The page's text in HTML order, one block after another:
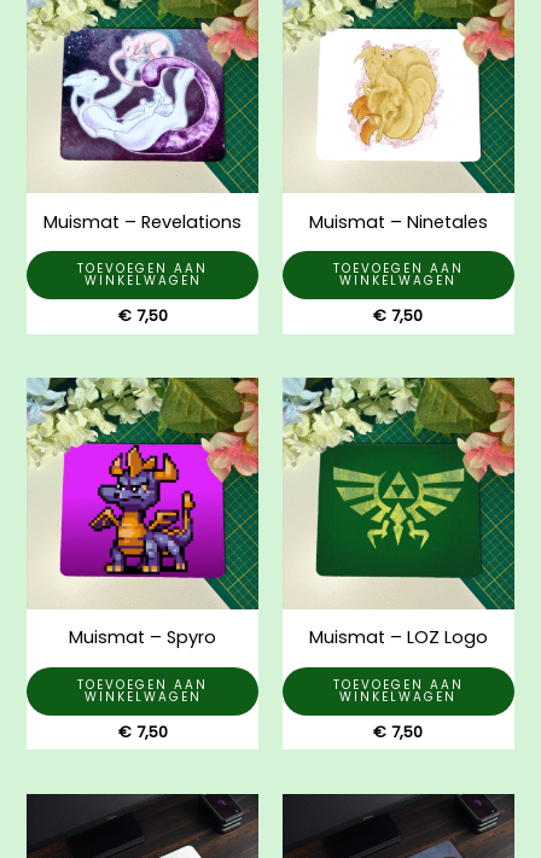
Muismat – Revelations
TOEVOEGEN AAN
WINKELWAGEN
€7,50
Muismat – Ninetales
TOEVOEGEN AAN
WINKELWAGEN
€ 7,50
Muismat – Spyro
TOEVOEGEN AAN
WINKELWAGEN
€7,50
Muismat – LOZ Logo
TOEVOEGEN AAN
WINKELWAGEN
€ 7,50
Dit
product
Prijsklasse:
€ 35,00
tot